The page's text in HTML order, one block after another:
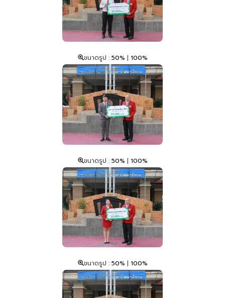
ขนาดรูป : 50% | 100%
ขนาดรูป : 50% | 100%
ขนาดรูป : 50% | 100%